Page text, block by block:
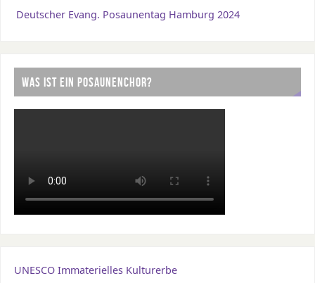
Deutscher Evang. Posaunentag Hamburg 2024
WAS IST EIN POSAUNENCHOR?
UNESCO Immaterielles Kulturerbe